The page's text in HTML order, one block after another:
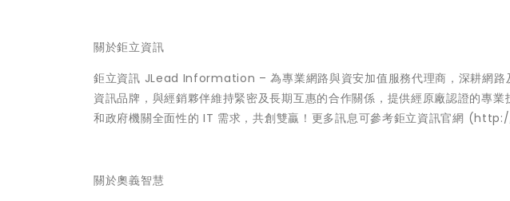
關於鉅立資訊
鉅立資訊 JLead Information – 為專業網路與資安加值服務代理商，深耕網路
資訊品牌，與經銷夥伴維持緊密及長期互惠的合作關係，提供經原廠認證的專
和政府機關全面性的 IT 需求，共創雙贏！更多訊息可參考鉅立資訊官網
關於奧義智慧